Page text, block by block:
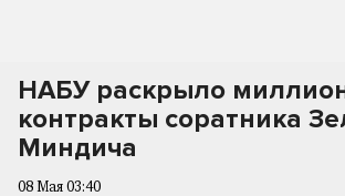
НАБУ раскрыло
контракты соратника
Миндича
08 Мая 03:40